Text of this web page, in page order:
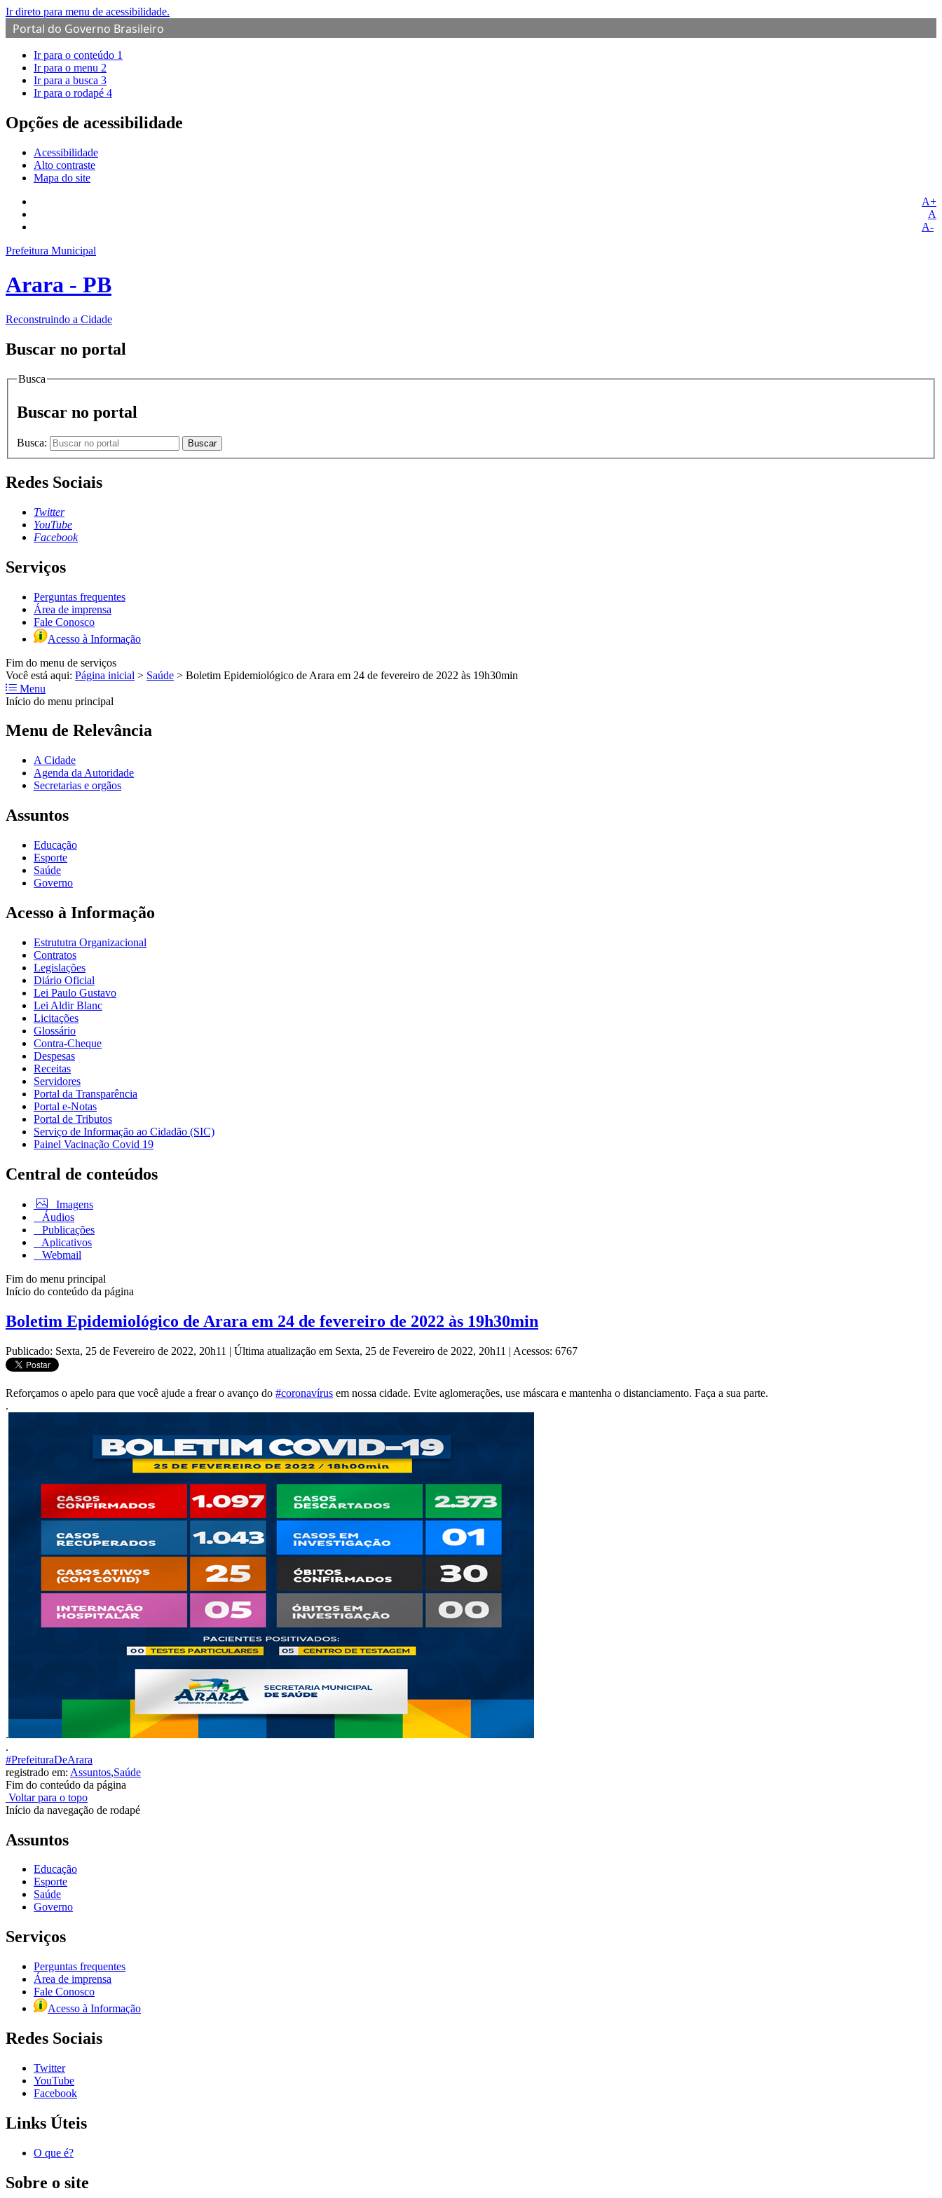
Ir direto para menu de acessibilidade.
Portal do Governo Brasileiro
Ir para o conteúdo 1
Ir para o menu 2
Ir para a busca 3
Ir para o rodapé 4
Opções de acessibilidade
Acessibilidade
Alto contraste
Mapa do site
A+
A
A-
Prefeitura Municipal
Arara - PB
Reconstruindo a Cidade
Buscar no portal
Busca
Buscar no portal
Busca: Buscar
Redes Sociais
Twitter
YouTube
Facebook
Serviços
Perguntas frequentes
Área de imprensa
Fale Conosco
Acesso à Informação
Fim do menu de serviços
Você está aqui: Página inicial > Saúde > Boletim Epidemiológico de Arara em 24 de fevereiro de 2022 às 19h30min
Menu
Início do menu principal
Menu de Relevância
A Cidade
Agenda da Autoridade
Secretarias e orgãos
Assuntos
Educação
Esporte
Saúde
Governo
Acesso à Informação
Estrututra Organizacional
Contratos
Legislações
Diário Oficial
Lei Paulo Gustavo
Lei Aldir Blanc
Licitações
Glossário
Contra-Cheque
Despesas
Receitas
Servidores
Portal da Transparência
Portal e-Notas
Portal de Tributos
Serviço de Informação ao Cidadão (SIC)
Painel Vacinação Covid 19
Central de conteúdos
Imagens
Áudios
Publicações
Aplicativos
Webmail
Fim do menu principal
Início do conteúdo da página
Boletim Epidemiológico de Arara em 24 de fevereiro de 2022 às 19h30min
Publicado: Sexta, 25 de Fevereiro de 2022, 20h11 | Última atualização em Sexta, 25 de Fevereiro de 2022, 20h11 | Acessos: 6767
Reforçamos o apelo para que você ajude a frear o avanço do #coronavírus em nossa cidade. Evite aglomerações, use máscara e mantenha o distanciamento. Faça a sua parte.
.
.
.
#PrefeituraDeArara
registrado em: Assuntos,Saúde
Fim do conteúdo da página
Voltar para o topo
Início da navegação de rodapé
Assuntos
Educação
Esporte
Saúde
Governo
Serviços
Perguntas frequentes
Área de imprensa
Fale Conosco
Acesso à Informação
Redes Sociais
Twitter
YouTube
Facebook
Links Úteis
O que é?
Sobre o site